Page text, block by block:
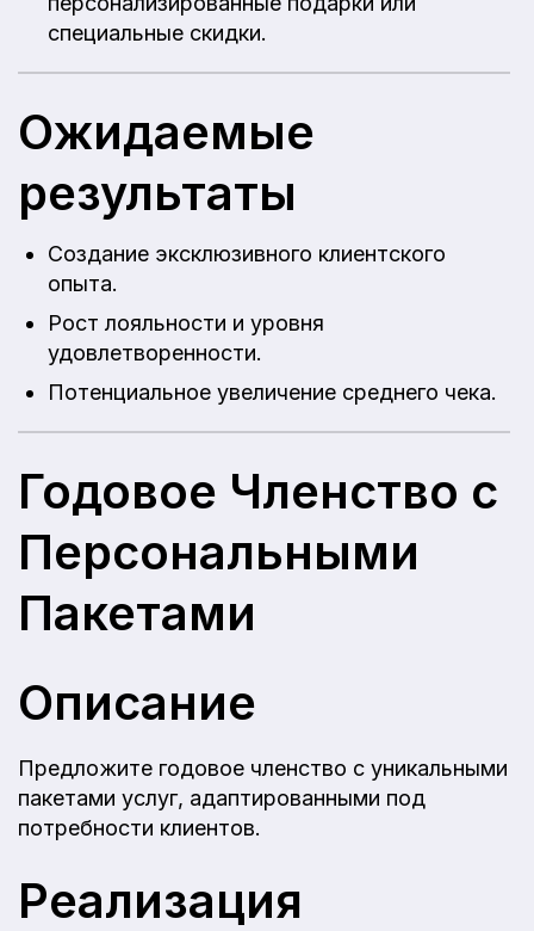
специальные скидки.
Ожидаемые
результаты
Создание эксклюзивного клиентского
опыта.
Рост лояльности и уровня
удовлетворенности.
Потенциальное увеличение среднего чека.
Годовое Членство с
Персональными
Пакетами
Описание
Предложите годовое членство с уникальными
пакетами услуг, адаптированными под
потребности клиентов.
Реализация